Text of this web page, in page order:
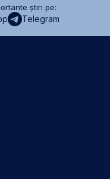
știri pe:
Telegram